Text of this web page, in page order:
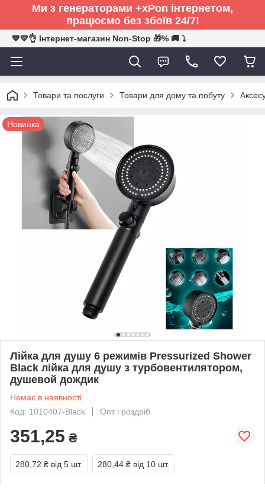
Ми з генераторами +xPon інтернетом,
працюємо без збоїв 24/7!
💙💛👌 Інтернет-магазин Non-Stop 🎁% 🚚 ⤵
Товари та послуги Товари для дому та побуту
Новинка
Лійка для душу 6 режимів Pressurized Shower
Black лійка для душу з турбовентилятором,
душевой дождик
Немає в наявності
Код: 1010407-Black
Опт і роздріб
351,25 ₴
280,72 ₴ від 5 шт. 280,44 ₴ від 10 шт.